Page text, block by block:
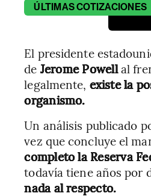
ÚLTIMASCOTIZACIONES
El presidente
de Jerome Powellal
legalmente, existe la
organismo.
Un análisis publicado
vez que concluye el
completo la Reserva
todavía tiene años por
nada al respecto.